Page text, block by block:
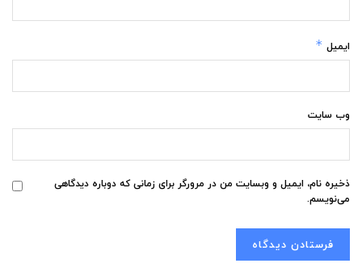
ایمیل *
وب‌ سایت
ذخیره نام، ایمیل و وبسایت من در مرورگر برای زمانی که دوباره دیدگاهی
می‌نویسم.